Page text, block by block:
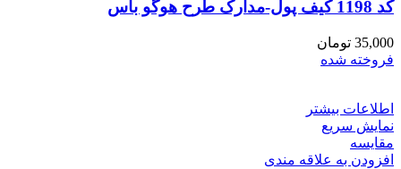
کد 1198 کیف پول-مدارک طرح هوگو باس
35,000 تومان
فروخته شده
اطلاعات بیشتر
نمایش سریع
مقايسه
افزودن به علاقه مندی